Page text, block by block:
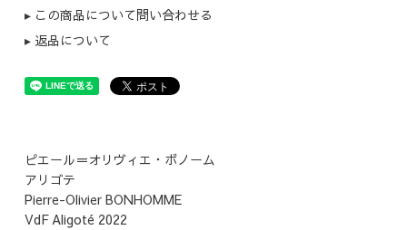
▸ この商品について問い合わせる
▸ 返品について
ピエール＝オリヴィエ・ボノーム
アリゴテ
Pierre-Olivier BONHOMME
VdF Aligoté 2022